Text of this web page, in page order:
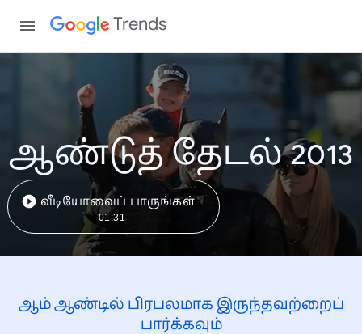
Trends
ஆண்டுத் தேடல் 2013
வீடியோவைப் பாருங்கள்
01:31
ஆம் ஆண்டில் பிரபலமாக இருந்தவற்றைப்
பார்க்கவும்